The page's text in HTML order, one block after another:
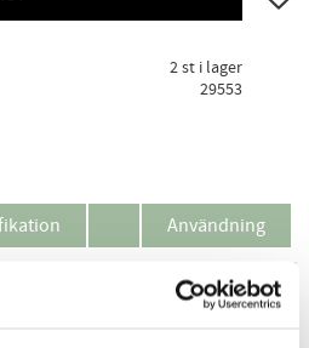
2 st i lager
29553
Användning
snack som kombinerar